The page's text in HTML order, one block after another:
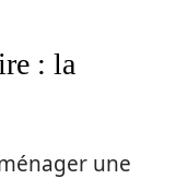
: la
une